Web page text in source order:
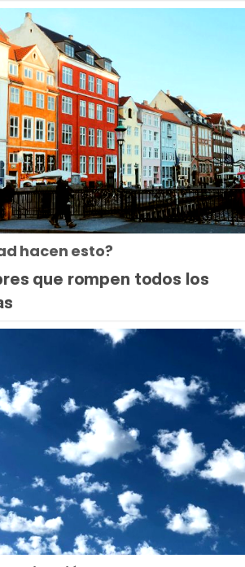
hacen esto?
que rompen todos los